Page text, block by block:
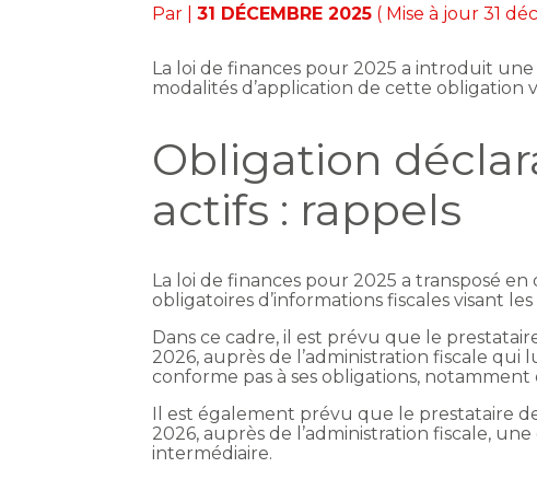
Par |31 DÉCEMBRE 2025 ( Mise à jour 31
La loi de finances pour 2025 a introduit
modalités d’application de cette obligation
Obligation
actifs : rappels
La loi de finances pour 2025 a transposé
obligatoires d’informations fiscales visant
Dans ce cadre, il est prévu que le
2026, auprès de l’administration fiscale
conforme pas à ses obligations, notamment
Il est également prévu que le prestataire
2026, auprès de l’administration fiscale,
intermédiaire.